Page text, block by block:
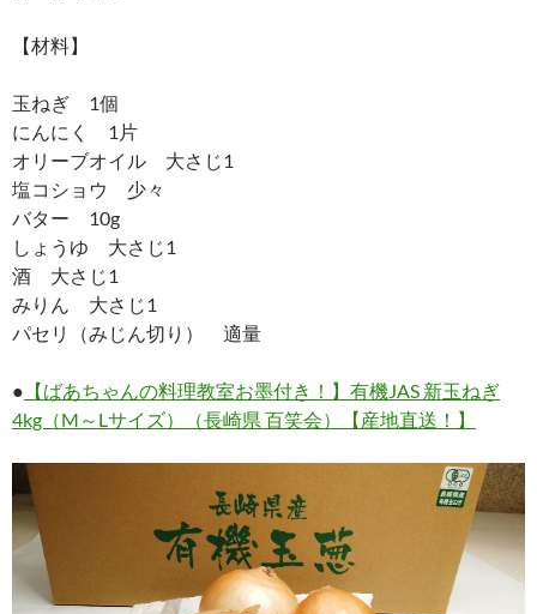
【材料】
玉ねぎ 1個
にんにく 1片
オリーブオイル 大さじ1
塩コショウ 少々
バター 10g
しょうゆ 大さじ1
酒 大さじ1
みりん 大さじ1
パセリ（みじん切り） 適量
● 【ばあちゃんの料理教室お墨付き！】有機JAS 新玉ねぎ
4kg（M～Lサイズ）（長崎県 百笑会）【産地直送！】